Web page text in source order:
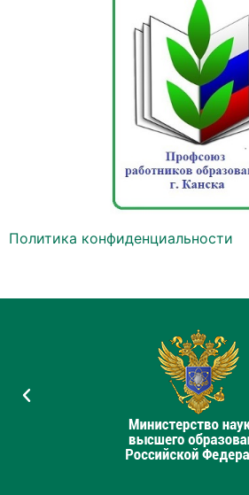
Политика конфиденциальности